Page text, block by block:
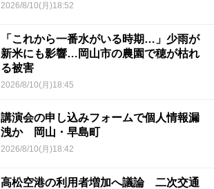
2026/8/10(月)18:52
「これから一番水がいる時期…」少雨が
新米にも影響…岡山市の農園で穂が枯れ
る被害
2026/8/10(月)18:45
講演会の申し込みフォームで個人情報漏
洩か 岡山・早島町
2026/8/10(月)18:42
高松空港の利用者増加へ議論 二次交通